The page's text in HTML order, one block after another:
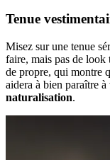
Tenue
Misez sur une tenue
faire, mais pas de look
de propre, qui montre
aidera à bien paraître à
naturalisation.